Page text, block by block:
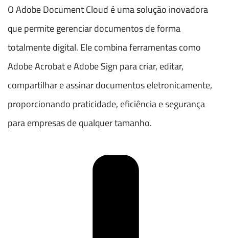
O Adobe Document Cloud é uma solução inovadora
que permite gerenciar documentos de forma
totalmente digital. Ele combina ferramentas como
Adobe Acrobat e Adobe Sign para criar, editar,
compartilhar e assinar documentos eletronicamente,
proporcionando praticidade, eficiência e segurança
para empresas de qualquer tamanho.